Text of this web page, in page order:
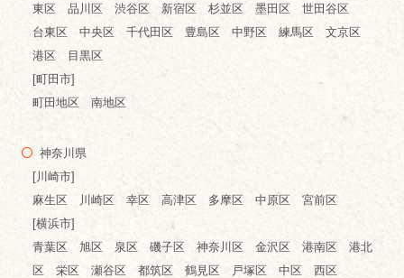
東区 品川区 渋谷区 新宿区 杉並区 墨田区 世田谷区
台東区 中央区 千代田区 豊島区 中野区 練馬区 文京区
港区 目黒区
[町田市]
町田地区 南地区
神奈川県
[川崎市]
麻生区 川崎区 幸区 高津区 多摩区 中原区 宮前区
[横浜市]
青葉区 旭区 泉区 磯子区 神奈川区 金沢区 港南区 港北
区 栄区 瀬谷区 都筑区 鶴見区 戸塚区 中区 西区